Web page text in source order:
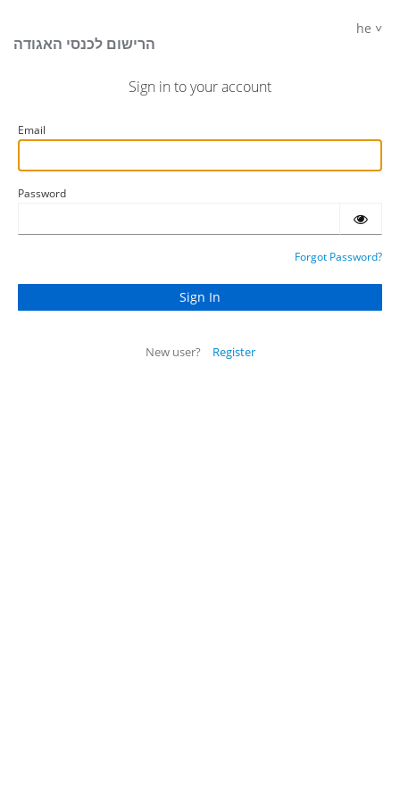
הרישום לכנסי האגודה
he
Sign in to your account
Email
Password
Forgot Password?
New user? Register